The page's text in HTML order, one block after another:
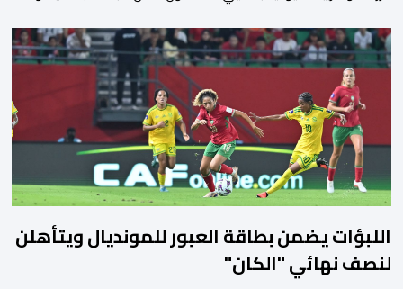
والصحة الحيوانية. وسيمكن هذا البروتوكول الذي تم توقيعه بحضور
مسؤولين عن السلطات الشيلية، وممثلين عن القطاع الخاص ومن
أوساط التصدير، من مواءمة الإجراءات الصحية، والصحية النباتية المطبقة
على […]
اللبؤات يضمن بطاقة العبور للمونديال ويتأهلن
لنصف نهائي "الكان"